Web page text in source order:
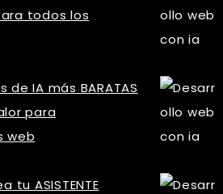
todos los
IA más BARATAS
para
web
tu ASISTENTE